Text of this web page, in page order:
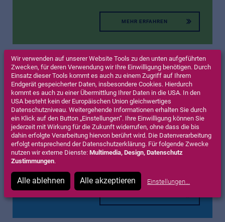
Wir verwenden auf unserer Website Tools zu den unten aufgeführten
Zwecken, für deren Verwendung wir Ihre Einwilligung benötigen. Durch
Einsatz dieser Tools kommt es auch zu einem Zugriff auf Ihrem
Endgerät gespeicherter Daten, insbesondere Cookies. Hierdurch
kommt es auch zu einer Übermittlung Ihrer Daten in die USA. In den
USA besteht kein der Europäischen Union gleichwertiges
Datenschutzniveau. Weitergehende Informationen erhalten Sie durch
ein Klick auf den Button „Einstellungen“. Ihre Einwilligung können Sie
jederzeit mit Wirkung für die Zukunft widerrufen, ohne dass die bis
dahin erfolgte Verarbeitung hiervon berührt wird. Die Datenverarbeitung
erfolgt entsprechend der Datenschutzerklärung. Für folgende Zwecke
nutzen wir externe Dienste:Multimedia, Design, Datenschutz
Zustimmungen.
Alle ablehnen Alle akzeptieren Einstellungen...
MEHR ERFAHREN
Versorgung & Service
MEHR ERFAHREN
Ausstattung